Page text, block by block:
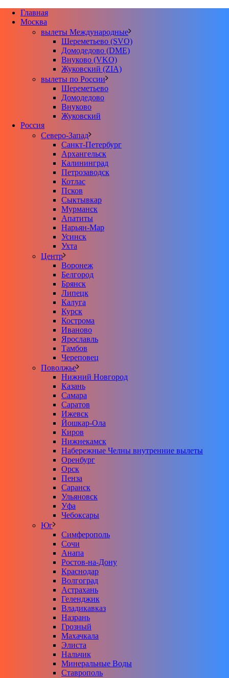
Главная
Москва
вылеты Международные
Шереметьево (SVO)
Домодедово (DME)
Внуково (VKO)
Жуковский (ZIA)
вылеты по России
Шереметьево
Домодедово
Внуково
Жуковский
Россия
Северо-Запад
Санкт-Петербург
Архангельск
Калининград
Петрозаводск
Котлас
Псков
Сыктывкар
Мурманск
Апатиты
Нарьян-Мар
Усинск
Ухта
Центр
Воронеж
Белгород
Брянск
Липецк
Калуга
Курск
Кострома
Иваново
Ярославль
Тамбов
Череповец
Поволжье
Нижний Новгород
Казань
Самара
Саратов
Ижевск
Йошкар-Ола
Киров
Нижнекамск
Набережные Челны внутренние вылеты
Оренбург
Орск
Пенза
Саранск
Ульяновск
Уфа
Чебоксары
Юг
Симферополь
Сочи
Анапа
Ростов-на-Дону
Краснодар
Волгоград
Астрахань
Геленджик
Владикавказ
Назрань
Грозный
Махачкала
Элиста
Нальчик
Минеральные Воды
Ставрополь